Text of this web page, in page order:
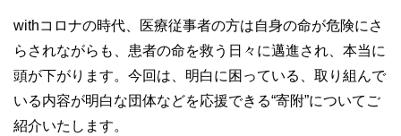
withコロナの時代、医療従事者の方は自身の命が危険にさ
らされながらも、患者の命を救う日々に邁進され、本当に
頭が下がります。今回は、明白に困っている、取り組んで
いる内容が明白な団体などを応援できる“寄附”についてご
紹介いたします。